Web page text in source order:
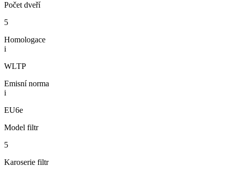
Počet dveří
5
Homologace
i
WLTP
Emisní norma
i
EU6e
Model filtr
5
Karoserie filtr